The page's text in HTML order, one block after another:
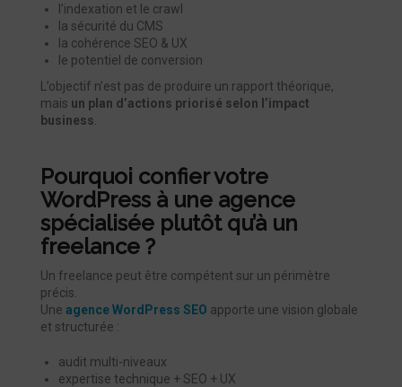
l’indexation et le crawl
la sécurité du CMS
la cohérence SEO & UX
le potentiel de conversion
L’objectif n’est pas de produire un rapport théorique,
mais un plan d’actions priorisé selon l’impact
business
Pourquoi confier votre
WordPress à une agence
spécialisée plutôt qu’à un
freelance ?
Un freelance peut être compétent sur un périmètre
précis.
Une agence WordPress SEO apporte une vision globale
et structurée :
audit multi-niveaux
expertise technique + SEO + UX